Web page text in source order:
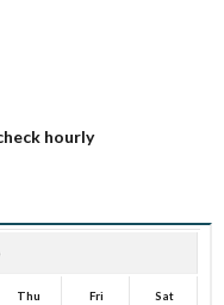
hourly
Thu Fri Sat